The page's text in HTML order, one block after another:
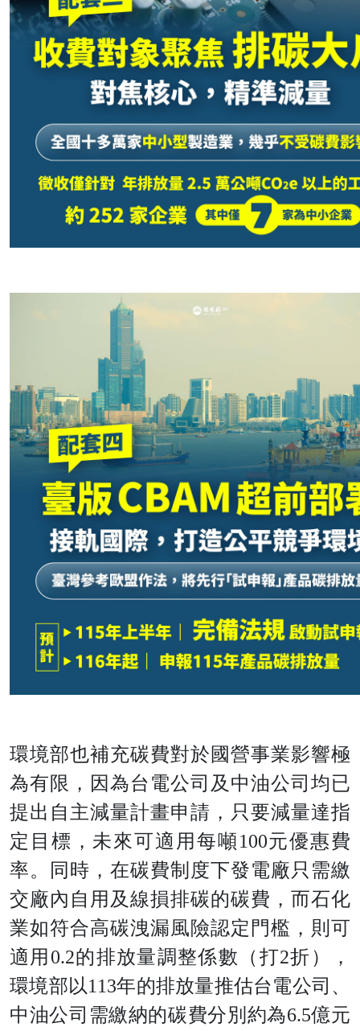
環境部也補充碳費對於國營事業影響極
為有限，因為台電公司及中油公司均已
提出自主減量計畫申請，只要減量達指
定目標，未來可適用每噸100元優惠費
率。同時，在碳費制度下發電廠只需繳
交廠內自用及線損排碳的碳費，而石化
業如符合高碳洩漏風險認定門檻，則可
適用0.2的排放量調整係數（打2折），
環境部以113年的排放量推估台電公司、
中油公司需繳納的碳費分別約為6.5億元